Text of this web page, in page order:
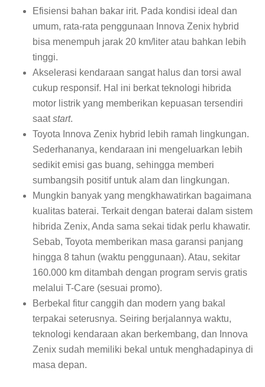
Efisiensi bahan bakar irit. Pada kondisi ideal dan
umum, rata-rata penggunaan Innova Zenix hybrid
bisa menempuh jarak 20 km/liter atau bahkan lebih
tinggi.
Akselerasi kendaraan sangat halus dan torsi awal
cukup responsif. Hal ini berkat teknologi hibrida
motor listrik yang memberikan kepuasan tersendiri
saatstart.
Toyota Innova Zenix hybrid lebih ramah lingkungan.
Sederhananya, kendaraan ini mengeluarkan lebih
sedikit emisi gas buang, sehingga memberi
sumbangsih positif untuk alam dan lingkungan.
Mungkin banyak yang mengkhawatirkan bagaimana
kualitas baterai. Terkait dengan baterai dalam sistem
hibrida Zenix, Anda sama sekai tidak perlu khawatir.
Sebab, Toyota memberikan masa garansi panjang
hingga 8 tahun (waktu penggunaan). Atau, sekitar
160.000 km ditambah dengan program servis gratis
melalui T-Care (sesuai promo).
Berbekal fitur canggih dan modern yang bakal
terpakai seterusnya. Seiring berjalannya waktu,
teknologi kendaraan akan berkembang, dan Innova
Zenix sudah memiliki bekal untuk menghadapinya di
masa depan.